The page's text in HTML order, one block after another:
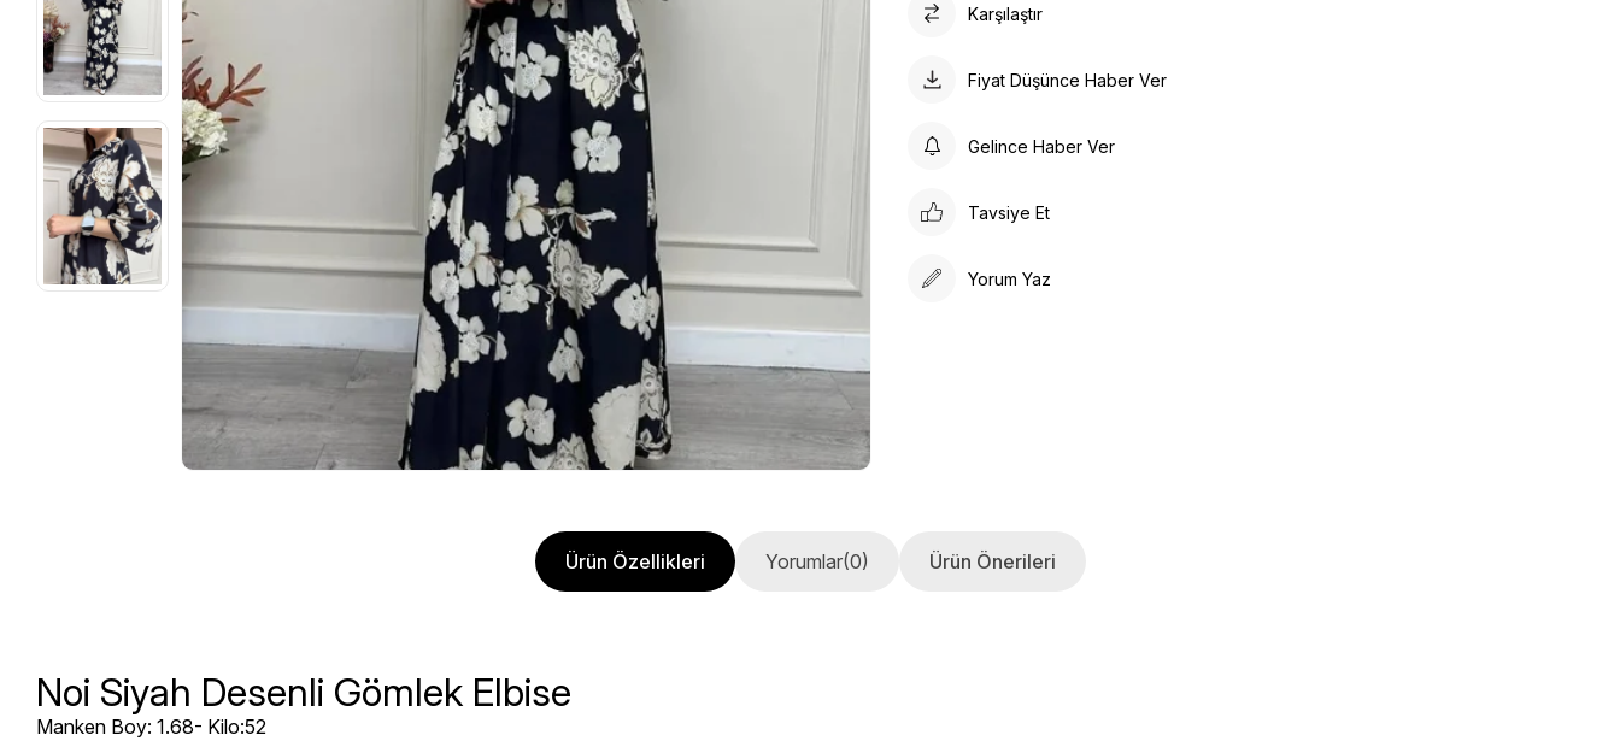
Karşılaştır
Fiyat Düşünce Haber Ver
Gelince Haber Ver
Tavsiye Et
Yorum Yaz
Ürün Özellikleri Yorumlar(0) Ürün Önerileri
Noi Siyah Desenli Gömlek Elbise
Manken Boy: 1.68- Kilo:52